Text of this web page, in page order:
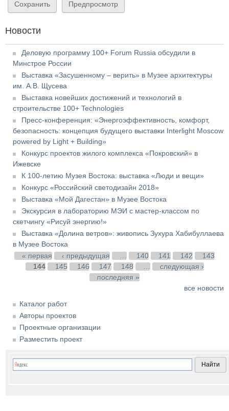
Новости
Деловую программу 100+ Forum Russia обсудили в
Минстрое России
Выставка «Засушенному – верить» в Музее архитектуры
им. А.В. Щусева
Выставка новейших достижений и технологий в
строительстве 100+ Technologies
Пресс-конференция: «Энергоэффективность, комфорт,
безопасность: концепция будущего выставки Interlight Moscow
powered by Light + Building»
Конкурс проектов жилого комплекса «Покровский» в
Ижевске
К 100-летию Музея Востока: выставка «Люди и вещи»
Конкурс «Российский светодизайн 2018»
Выставка «Мой Дагестан» в Музее Востока
Экскурсия в лабораторию МЭИ с мастер-классом по
скетчингу «Рисуй энергию!»
Выставка «Долина ветров»: живопись Зухура Хабибуллаева
в Музее Востока
Страницы
« первая ‹ предыдущая … 140 141 142
143
144
145 146 147 148 …
следующая ›
последняя »
все новости
Каталог работ
Авторы проектов
Проектные организации
Разместить проект